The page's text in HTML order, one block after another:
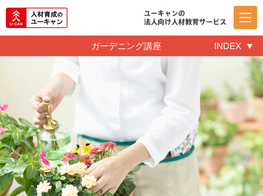
ガーデニング講座 INDEX